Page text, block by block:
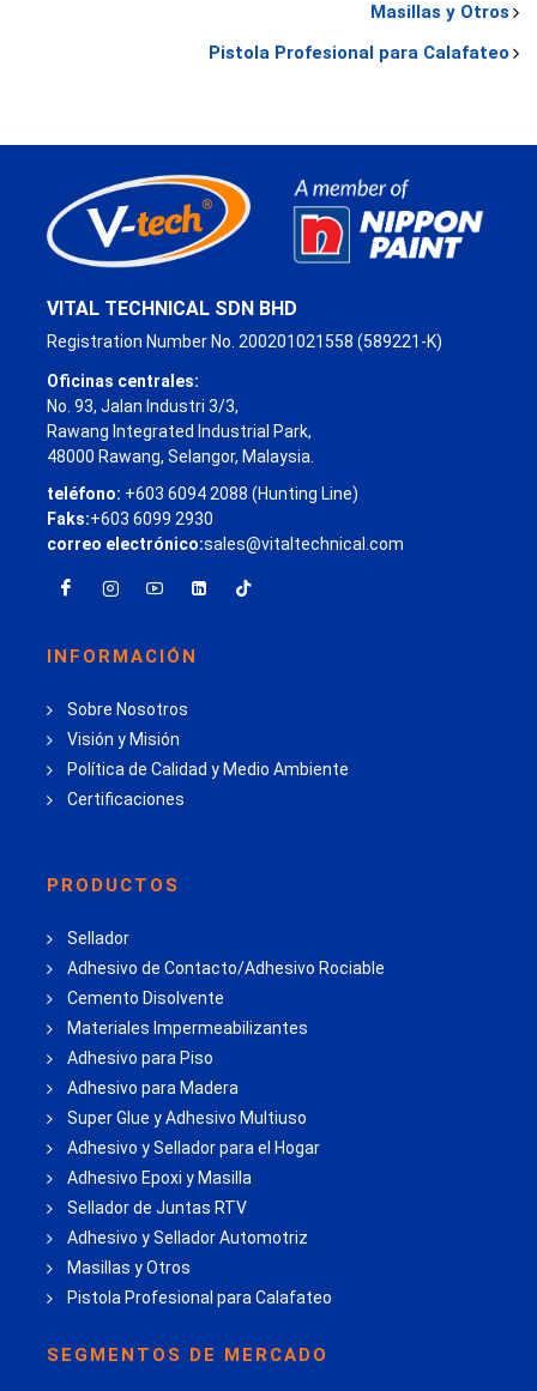
Masillas y Otros
Pistola Profesional para Calafateo
VITAL TECHNICAL SDN BHD
Registration Number No. 200201021558 (589221-K)
Oficinas centrales:
No. 93, Jalan Industri 3/3,
Rawang Integrated Industrial Park,
48000 Rawang, Selangor, Malaysia.
teléfono: +603 6094 2088 (Hunting Line)
Faks:+603 6099 2930
correo electrónico:sales@vitaltechnical.com
INFORMACIÓN
Sobre Nosotros
Visión y Misión
Política de Calidad y Medio Ambiente
Certificaciones
PRODUCTOS
Sellador
Adhesivo de Contacto/Adhesivo Rociable
Cemento Disolvente
Materiales Impermeabilizantes
Adhesivo para Piso
Adhesivo para Madera
Super Glue y Adhesivo Multiuso
Adhesivo y Sellador para el Hogar
Adhesivo Epoxi y Masilla
Sellador de Juntas RTV
Adhesivo y Sellador Automotriz
Masillas y Otros
Pistola Profesional para Calafateo
SEGMENTOS DE MERCADO